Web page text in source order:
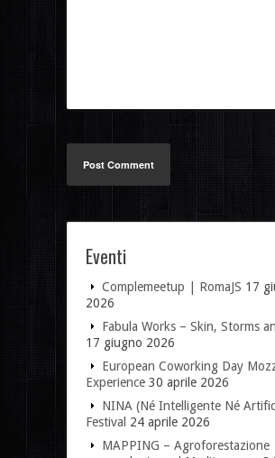
Post Comment
Eventi
Complemeetup | RomaJS 17
2026
Fabula Works – Skin, Storms
17 giugno 2026
European Coworking Day
Experience 30 aprile 2026
NINA (Né Intelligente Né
Festival 24 aprile 2026
MAPPING – Agroforestazione